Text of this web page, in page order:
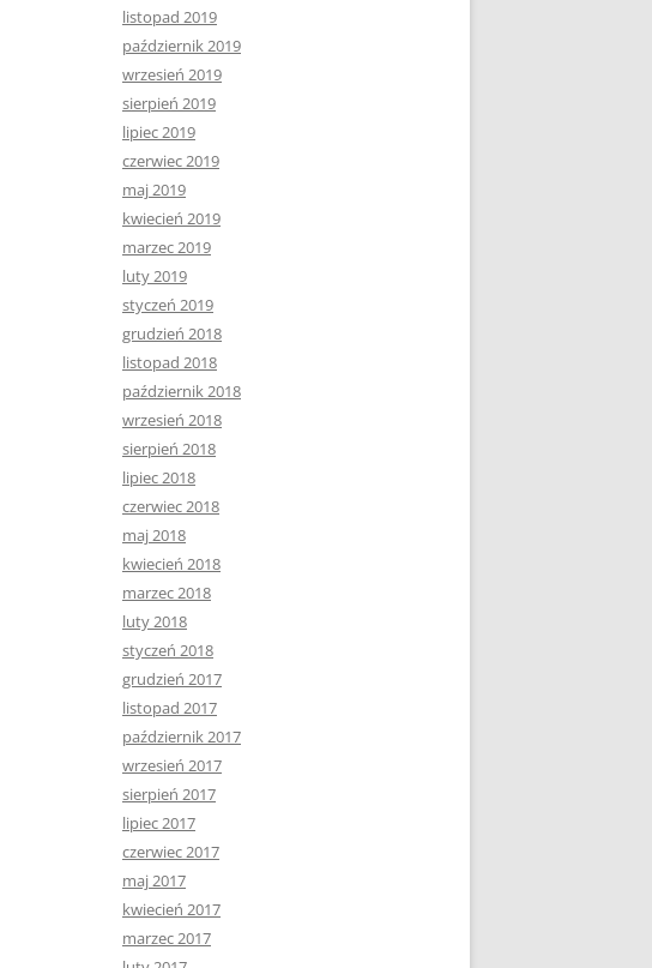
listopad 2019
październik 2019
wrzesień 2019
sierpień 2019
lipiec 2019
czerwiec 2019
maj 2019
kwiecień 2019
marzec 2019
luty 2019
styczeń 2019
grudzień 2018
listopad 2018
październik 2018
wrzesień 2018
sierpień 2018
lipiec 2018
czerwiec 2018
maj 2018
kwiecień 2018
marzec 2018
luty 2018
styczeń 2018
grudzień 2017
listopad 2017
październik 2017
wrzesień 2017
sierpień 2017
lipiec 2017
czerwiec 2017
maj 2017
kwiecień 2017
marzec 2017